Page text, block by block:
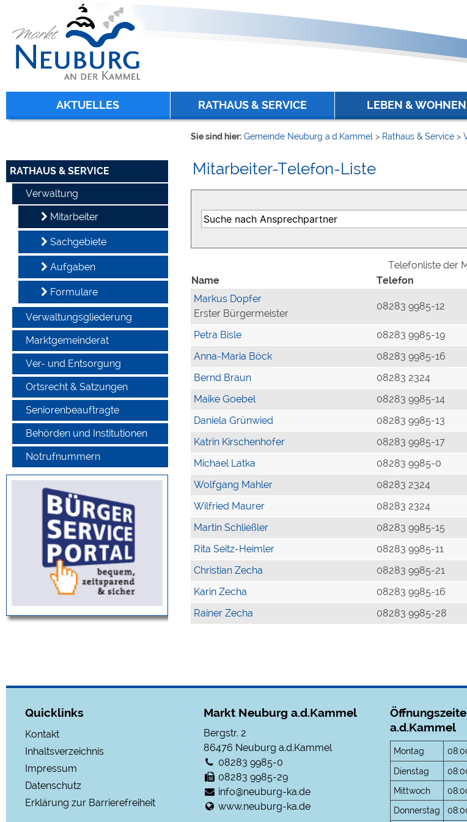
zur Navigation oder zur Startseitespringen.
AKTUELLES RATHAUS & SERVICE LEBEN & WOHNEN
RATHAUS & SERVICE
Verwaltung
Mitarbeiter
Sachgebiete
Aufgaben
Formulare
Verwaltungsgliederung
Marktgemeinderat
Ver- und Entsorgung
Ortsrecht & Satzungen
Seniorenbeauftragte
Behörden und Institutionen
Notrufnummern
Sie sind hier: Gemeinde Neuburg a.d.Kammel > Rathaus & Service >
Mitarbeiter-Telefon-Liste
Telefonliste der
Name
Telefon
Markus Dopfer
Erster Bürgermeister
08283 9985-12
Petra Bisle 08283 9985-19
Anna-Maria Böck
08283 9985-16
Bernd Braun
08283 2324
Maike Goebel
08283 9985-14
Daniela Grünwied
08283 9985-13
Katrin Kirschenhofer
08283 9985-17
Michael Latka
08283 9985-0
Wolfgang Mahler
08283 2324
Wilfried Maurer
08283 2324
Martin Schließler
08283 9985-15
Rita Seitz-Heimler
08283 9985-11
Christian Zecha
08283 9985-21
Karin Zecha
08283 9985-16
Rainer Zecha
08283 9985-28
Quicklinks
Kontakt
Inhaltsverzeichnis
Impressum
Datenschutz
Erklärung zur Barrierefreiheit
Markt Neuburg a.d.Kammel
Bergstr. 2
86476 Neuburg a.d.Kammel
08283 9985-0
08283 9985-29
info@neuburg-ka.de
www.neuburg-ka.de
a.d.Kammel
Montag
Dienstag
Mittwoch
Donnerstag